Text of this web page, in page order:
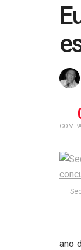
ano